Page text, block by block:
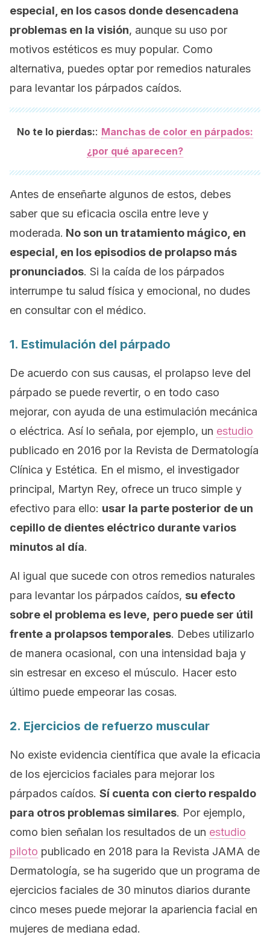
especial, en los casos donde desencadena
problemas en la visión, aunque su uso por
motivos estéticos es muy popular. Como
alternativa, puedes optar por remedios naturales
para levantar los párpados caídos.
No te lo pierdas:: Manchas de color en párpados:
¿por qué aparecen?
Antes de enseñarte algunos de estos, debes
saber que su eficacia oscila entre leve y
moderada. No son un tratamiento mágico, en
especial, en los episodios de prolapso más
pronunciados. Si la caída de los párpados
interrumpe tu salud física y emocional, no dudes
en consultar con el médico.
1. Estimulación del párpado
De acuerdo con sus causas, el prolapso leve del
párpado se puede revertir, o en todo caso
mejorar, con ayuda de una estimulación mecánica
o eléctrica. Así lo señala, por ejemplo, un estudio
publicado en 2016 por la Revista de Dermatología
Clínica y Estética. En el mismo, el investigador
principal, Martyn Rey, ofrece un truco simple y
efectivo para ello: usar la parte posterior de un
cepillo de dientes eléctrico durante varios
minutos al día.
Al igual que sucede con otros remedios naturales
para levantar los párpados caídos, su efecto
sobre el problema es leve, pero puede ser útil
frente a prolapsos temporales. Debes utilizarlo
de manera ocasional, con una intensidad baja y
sin estresar en exceso el músculo. Hacer esto
último puede empeorar las cosas.
2. Ejercicios de refuerzo muscular
No existe evidencia científica que avale la eficacia
de los ejercicios faciales para mejorar los
párpados caídos. Sí cuenta con cierto respaldo
para otros problemas similares. Por ejemplo,
como bien señalan los resultados de un estudio
piloto publicado en 2018 para la Revista JAMA de
Dermatología, se ha sugerido que un programa de
ejercicios faciales de 30 minutos diarios durante
cinco meses puede mejorar la apariencia facial en
mujeres de mediana edad.